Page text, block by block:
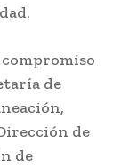
de
de
de